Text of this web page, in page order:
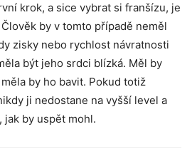
krok, a sice vybrat si franšízu, je
by v tomto případě neměl
zisky nebo rychlost návratnosti
být jeho srdci blízká. Měl by
by ho bavit. Pokud totiž
ji nedostane na vyšší level a
jak by uspět mohl.